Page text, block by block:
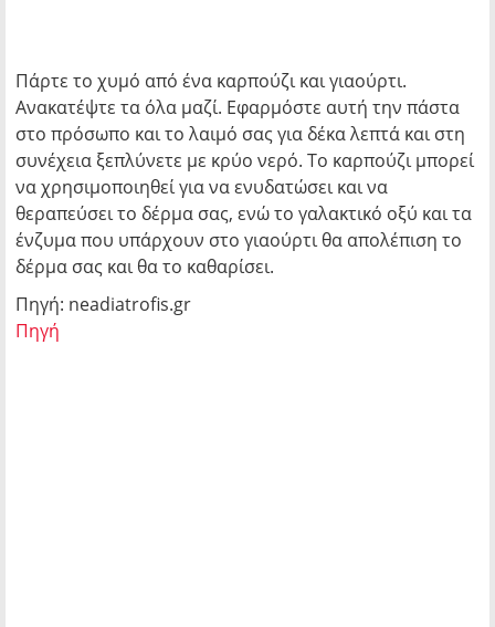
Πάρτε το χυμό από ένα καρπούζι και γιαούρτι.
Ανακατέψτε τα όλα μαζί. Εφαρμόστε αυτή την πάστα
στο πρόσωπο και το λαιμό σας για δέκα λεπτά και στη
συνέχεια ξεπλύνετε με κρύο νερό. Το καρπούζι μπορεί
να χρησιμοποιηθεί για να ενυδατώσει και να
θεραπεύσει το δέρμα σας, ενώ το γαλακτικό οξύ και τα
ένζυμα που υπάρχουν στο γιαούρτι θα απολέπιση το
δέρμα σας και θα το καθαρίσει.
Πηγή: neadiatrofis.gr
Πηγή